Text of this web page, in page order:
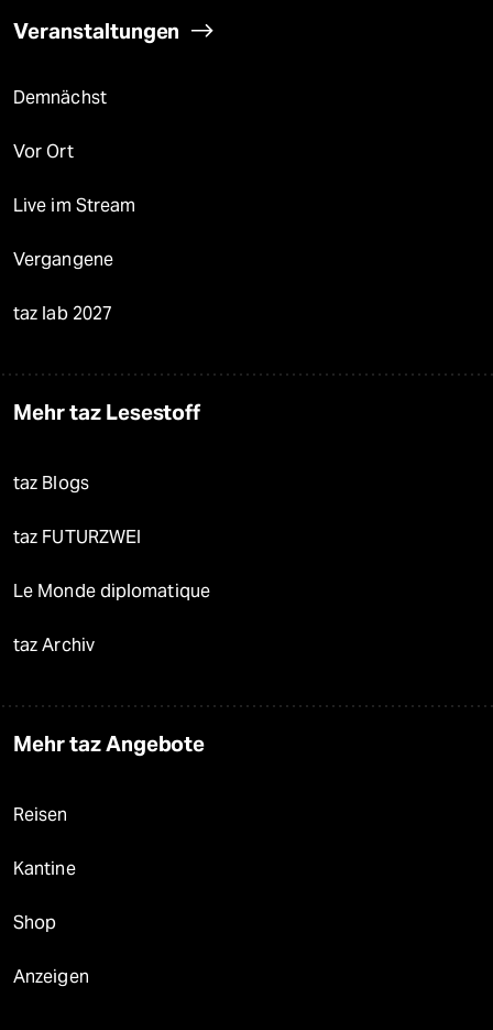
Veranstaltungen
Demnächst
Vor Ort
Live im Stream
Vergangene
taz lab 2027
Mehr taz Lesestoff
taz Blogs
taz FUTURZWEI
Le Monde diplomatique
taz Archiv
Mehr taz Angebote
Reisen
Kantine
Shop
Anzeigen